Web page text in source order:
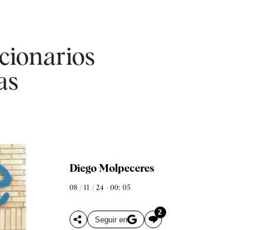
Diego Molpeceres
08 / 11 / 24 - 00: 05
Seguir en
2